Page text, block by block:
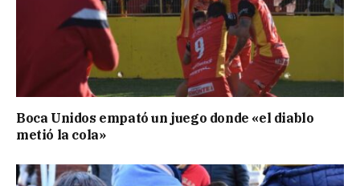
Boca Unidos empató un juego donde «el diablo
metió la cola»